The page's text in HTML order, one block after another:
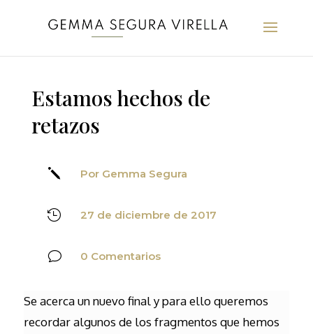
Estamos hechos de
retazos
j Por Gemma Segura
 27 de diciembre de 2017
v 0 Comentarios
Se acerca un nuevo final y para ello queremos
recordar algunos de los fragmentos que hemos